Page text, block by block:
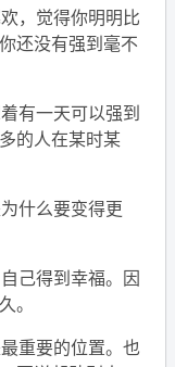
，觉得你明明比
还没有强到毫不
有一天可以强到
的人在某时某
什么要变得更
己得到幸福。因
。
重要的位置。也